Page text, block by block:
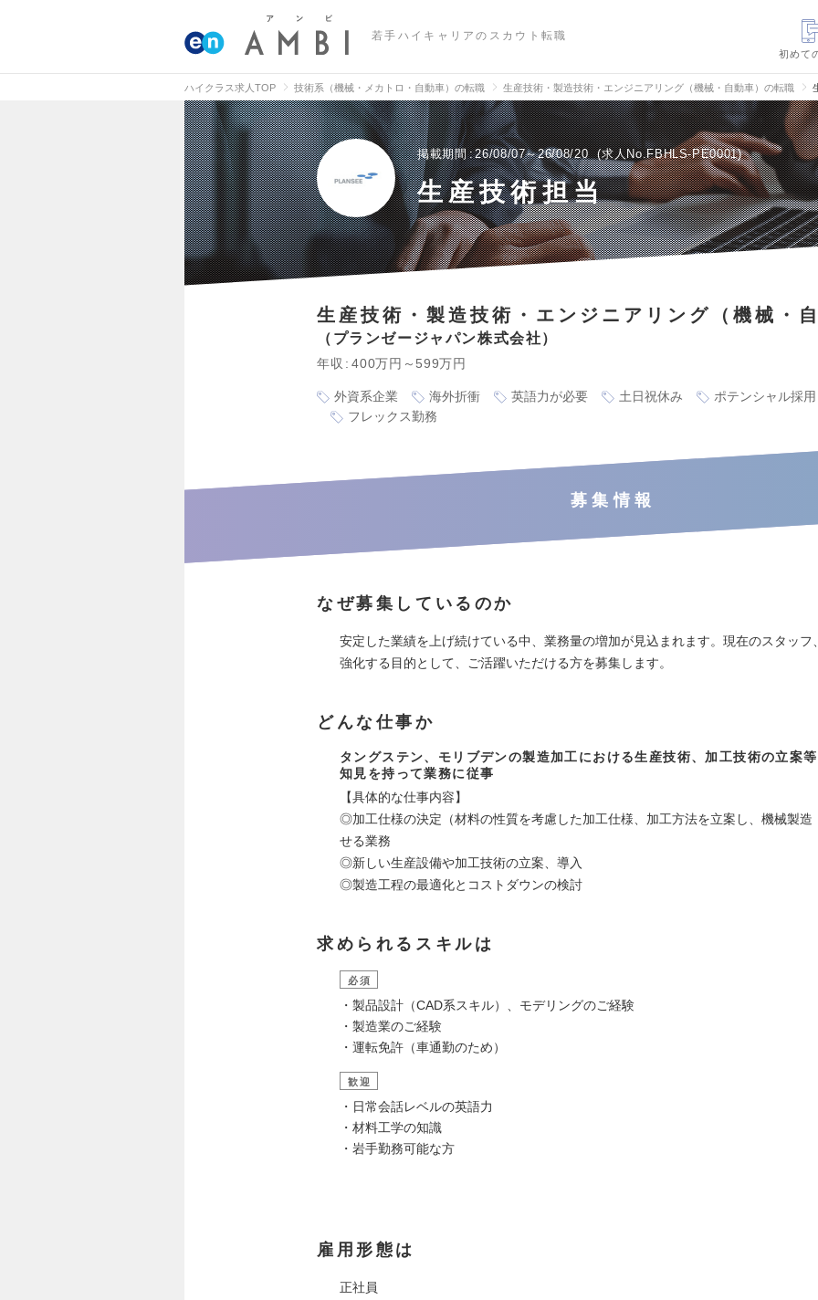
若手ハイキャリアのスカウト転職
初めて
ハイクラス求人TOP 技術系（機械・メカトロ・自動車）の転職 生産技術・製造技術・エンジニアリング（機械・自動車）の転職
掲載期間 26/08/07～26/08/20 求人No.FBHLS-PE0001
生産技術担当
生産技術・製造技術・エンジニアリング（機械・自
プランゼージャパン株式会社
年収 400万円～599万円
外資系企業 海外折衝 英語力が必要 土日祝休み
ポテンシャル採用
フレックス勤務
募集情報
なぜ募集しているのか
安定した業績を上げ続けている中、業務量の増加が見込まれます。現在のスタッフ
強化する目的として、ご活躍いただける方を募集します。
どんな仕事か
タングステン、モリブデンの製造加工における生産技術、加工技術の立案
知見を持って業務に従事
【具体的な仕事内容】
◎加工仕様の決定（材料の性質を考慮した加工仕様、加工方法を立案し、機械製造
せる業務
◎新しい生産設備や加工技術の立案、導入
◎製造工程の最適化とコストダウンの検討
求められるスキルは
必須
・製品設計（CAD系スキル）、モデリングのご経験
・製造業のご経験
・運転免許（車通勤のため）
歓迎
・日常会話レベルの英語力
・材料工学の知識
・岩手勤務可能な方
雇用形態は
正社員